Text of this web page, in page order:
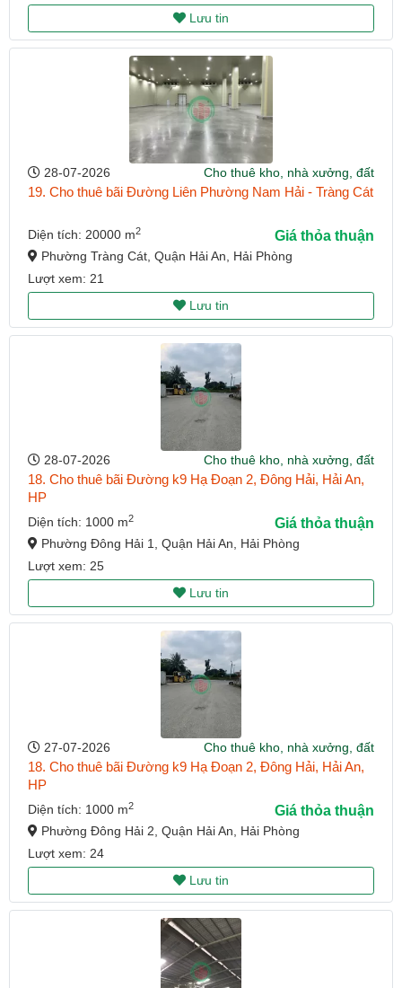
Lưu tin
28-07-2026 Cho thuê kho, nhà xưởng, đất
19. Cho thuê bãi Đường Liên Phường Nam Hải - Tràng Cát
Diện tích: 20000 m2 Giá thỏa thuận
Phường Tràng Cát, Quận Hải An, Hải Phòng
Lượt xem: 21
Lưu tin
28-07-2026 Cho thuê kho, nhà xưởng, đất
18. Cho thuê bãi Đường k9 Hạ Đoạn 2, Đông Hải, Hải An,
HP
Diện tích: 1000 m2 Giá thỏa thuận
Phường Đông Hải 1, Quận Hải An, Hải Phòng
Lượt xem: 25
Lưu tin
27-07-2026 Cho thuê kho, nhà xưởng, đất
18. Cho thuê bãi Đường k9 Hạ Đoạn 2, Đông Hải, Hải An,
HP
Diện tích: 1000 m2 Giá thỏa thuận
Phường Đông Hải 2, Quận Hải An, Hải Phòng
Lượt xem: 24
Lưu tin